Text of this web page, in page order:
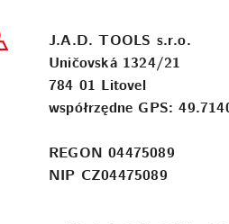
J.A.D. TOOLS s.r.o.
Uničovská 1324/21
784 01 Litovel
współrzędne GPS:
REGON 04475089
NIP CZ04475089